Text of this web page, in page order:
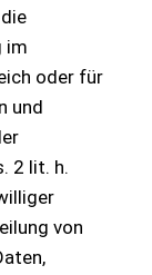
im
oder für
und
2 lit. h.
von